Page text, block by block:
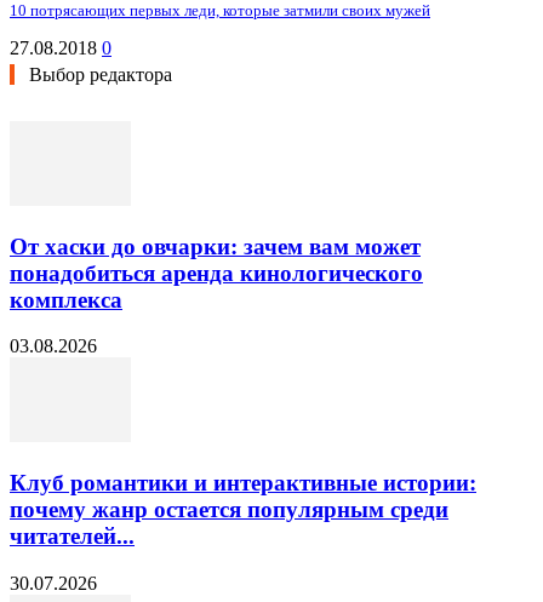
10 потрясающих первых леди, которые затмили своих мужей
27.08.2018 0
Выбор редактора
От хаски до овчарки: зачем вам может
понадобиться аренда кинологического
комплекса
03.08.2026
Клуб романтики и интерактивные истории:
почему жанр остается популярным среди
читателей...
30.07.2026